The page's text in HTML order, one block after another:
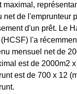
maximal,
net de l'emprunteur
d'un prêt. Le
l'a
mensuel net de
est de 2000m2
est de 700 x 12